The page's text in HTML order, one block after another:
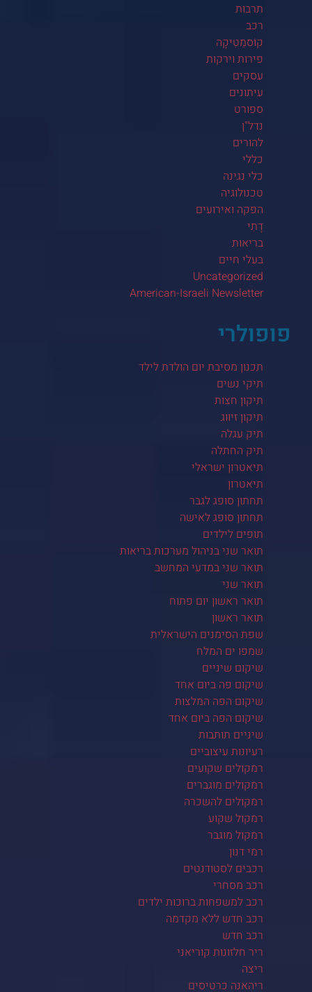
תרבות
רכב
קוֹסמֵטִיקָה
פירות וירקות
עסקים
עיתונים
ספורט
נדל"ן
להורים
כללי
כלי נגינה
טכנולוגיה
הפקה ואירועים
דָתִי
בריאות
בעלי חיים
Uncategorized
American-Israeli Newsletter
פופולרי
תכנון מסיבת יום הולדת לילד
תיקי נשים
תיקון חצות
תיקון זיווג
תיק עגלה
תיק החתלה
תיאטרון ישראלי
תיאטרון
תחתון סופג לגבר
תחתון סופג לאישה
תופים לילדים
תואר שני בניהול מערכות בריאות
תואר שני במדעי המחשב
תואר שני
תואר ראשון יום פתוח
תואר ראשון
שפת הסימנים הישראלית
שמפו ים המלח
שיקום שיניים
שיקום פה ביום אחד
שיקום הפה המלצות
שיקום הפה ביום אחד
שיניים תותבות
רעיונות עיצוביים
רמקולים שקועים
רמקולים מוגברים
רמקולים להשכרה
רמקול שקוע
רמקול מוגבר
רמי דנון
רכבים לסטודנטים
רכב מסחרי
רכב למשפחות ברוכות ילדים
רכב חדש ללא מקדמה
רכב חדש
ריר חלזונות קוריאני
ריצה
ריהאנה כרטיסים